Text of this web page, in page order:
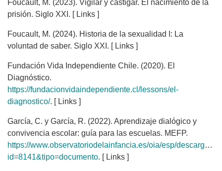
Foucault, M. (2023). Vigilar y castigar. El nacimiento de la
prisión. Siglo XXI. [ Links ]
Foucault, M. (2024). Historia de la sexualidad I: La
voluntad de saber. Siglo XXI. [ Links ]
Fundación Vida Independiente Chile. (2020). El
Diagnóstico.
https://fundacionvidaindependiente.cl/lessons/el-
diagnostico/. [ Links ]
García, C. y García, R. (2022). Aprendizaje dialógico y
convivencia escolar: guía para las escuelas. MEFP.
https://www.observatoriodelainfancia.es/oia/esp/
id=8141&tipo=documento. [ Links ]